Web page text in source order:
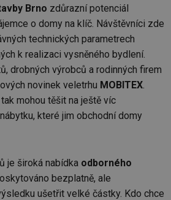
Brno zdůrazní potenciál
o domy na klíč. Návštěvníci zde
technických parametrech
k realizaci vysněného bydlení.
drobných výrobců a rodinných firem
novinek veletrhu MOBITEX
mohou těšit na ještě víc
které jim obchodní domy
je široká nabídka odborného
bezplatně, ale
ušetřit velké částky. Kdo chce